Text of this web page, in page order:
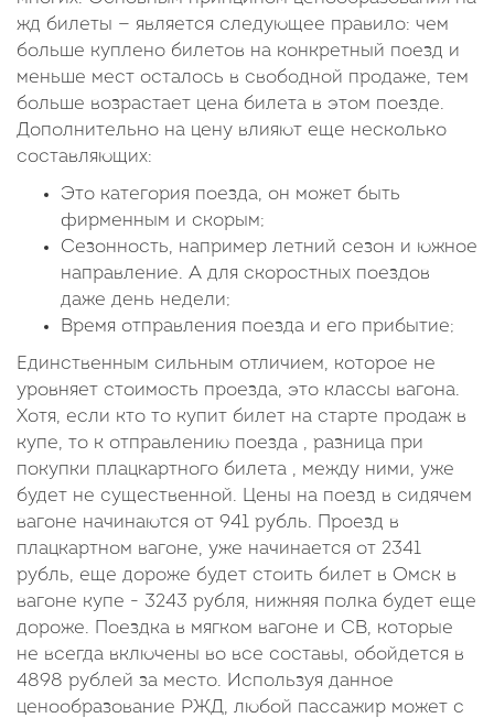
жд билеты — является следующее правило: чем
больше куплено билетов на конкретный поезд и
меньше мест осталось в свободной продаже, тем
больше возрастает цена билета в этом поезде.
Дополнительно на цену влияют еще несколько
составляющих:
Это категория поезда, он может быть
фирменным и скорым;
Сезонность, например летний сезон и южное
направление. А для скоростных поездов
даже день недели;
Время отправления поезда и его прибытие;
Единственным сильным отличием, которое не
уровняет стоимость проезда, это классы вагона.
Хотя, если кто то купит билет на старте продаж в
купе, то к отправлению поезда , разница при
покупки плацкартного билета , между ними, уже
будет не существенной. Цены на поезд в сидячем
вагоне начинаются от 941 рубль. Проезд в
плацкартном вагоне, уже начинается от 2341
рубль, еще дороже будет стоить билет в Омск в
вагоне купе - 3243 рубля, нижняя полка будет еще
дороже. Поездка в мягком вагоне и СВ, которые
не всегда включены во все составы, обойдется в
4898 рублей за место. Используя данное
ценообразование РЖД, любой пассажир может с